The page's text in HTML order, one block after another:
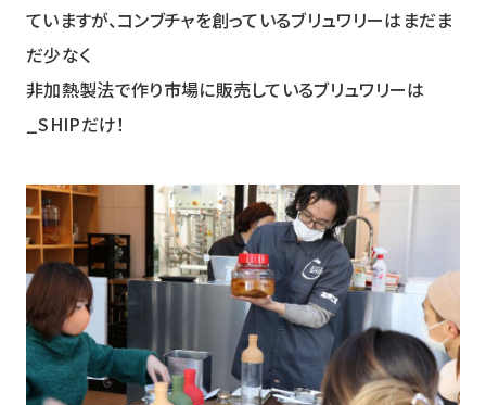
ていますが、コンブチャを創っているブリュワリーはまだま
だ少なく
非加熱製法で作り市場に販売しているブリュワリーは
_SHIPだけ！